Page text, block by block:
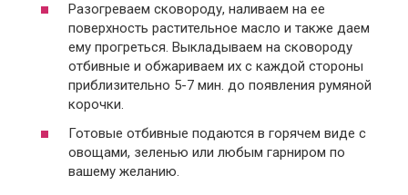
Разогреваем сковороду, наливаем на ее
поверхность растительное масло и также даем
ему прогреться. Выкладываем на сковороду
отбивные и обжариваем их с каждой стороны
приблизительно 5-7 мин. до появления румяной
корочки.
Готовые отбивные подаются в горячем виде с
овощами, зеленью или любым гарниром по
вашему желанию.